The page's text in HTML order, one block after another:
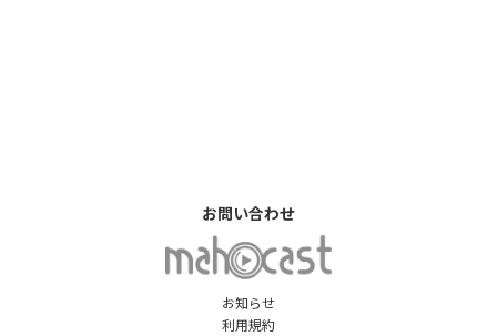
お知らせ
利用規約
お問い合わせ